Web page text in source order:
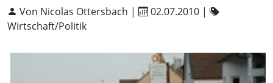
Von Nicolas Ottersbach | 02.07.2010 |
Wirtschaft/Politik